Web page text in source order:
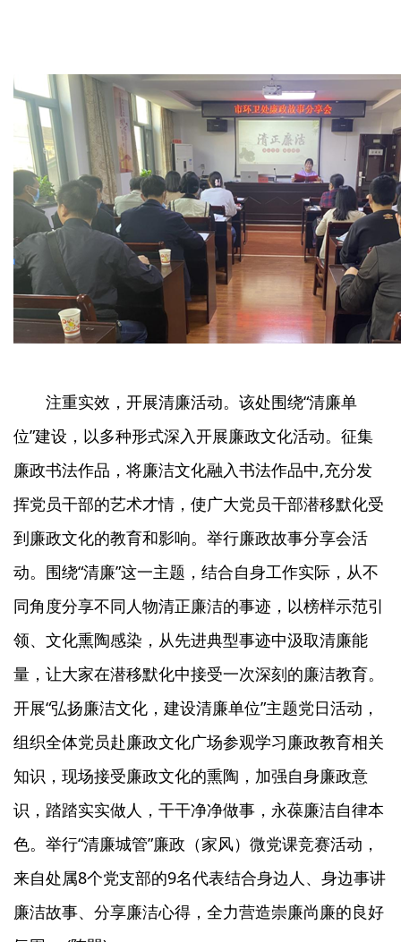
注重实效，开展清廉活动。该处围绕“清廉单
位”建设，以多种形式深入开展廉政文化活动。征集
廉政书法作品，将廉洁文化融入书法作品中,充分发
挥党员干部的艺术才情，使广大党员干部潜移默化受
到廉政文化的教育和影响。举行廉政故事分享会活
动。围绕“清廉”这一主题，结合自身工作实际，从不
同角度分享不同人物清正廉洁的事迹，以榜样示范引
领、文化熏陶感染，从先进典型事迹中汲取清廉能
量，让大家在潜移默化中接受一次深刻的廉洁教育。
开展“弘扬廉洁文化，建设清廉单位”主题党日活动，
组织全体党员赴廉政文化广场参观学习廉政教育相关
知识，现场接受廉政文化的熏陶，加强自身廉政意
识，踏踏实实做人，干干净净做事，永葆廉洁自律本
色。举行“清廉城管”廉政（家风）微党课竞赛活动，
来自处属8个党支部的9名代表结合身边人、身边事讲
廉洁故事、分享廉洁心得，全力营造崇廉尚廉的良好